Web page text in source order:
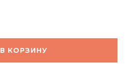
В КОРЗИНУ